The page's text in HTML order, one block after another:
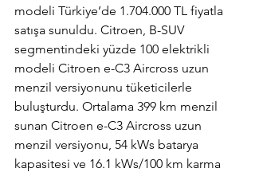
modeli Türkiye’de 1.704.000 TL fiyatla
satışa sunuldu. Citroen, B-SUV
segmentindeki yüzde 100 elektrikli
modeli Citroen e-C3 Aircross uzun
menzil versiyonunu tüketicilerle
buluşturdu. Ortalama 399 km menzil
sunan Citroen e-C3 Aircross uzun
menzil versiyonu, 54 kWs batarya
kapasitesi ve 16.1 kWs/100 km karma